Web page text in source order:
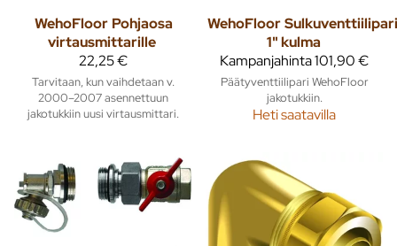
WehoFloor Pohjaosa
virtausmittarille
22,25 €
Tarvitaan, kun vaihdetaan v.
2000–2007 asennettuun
jakotukkiin uusi virtausmittari.
WehoFloorSulkuventtiilipari
1" kulma
Kampanjahinta101,90 €
Päätyventtiilipari WehoFloor
jakotukkiin.
Heti saatavilla